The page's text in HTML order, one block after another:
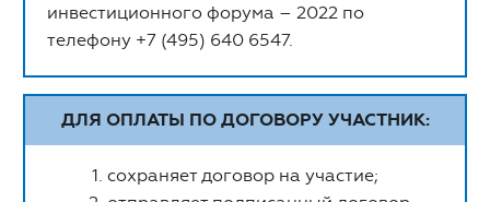
инвестиционного форума – 2022 по
телефону +7 (495) 640 6547.
ДЛЯ ОПЛАТЫ ПО ДОГОВОРУ УЧАСТНИК:
сохраняет договор на участие;